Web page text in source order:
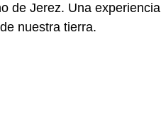
de Jerez. Una experiencia
nuestra tierra.